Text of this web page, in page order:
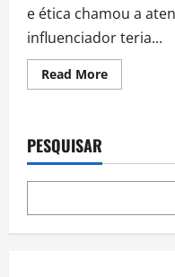
e ética chamou a
influenciador teria...
Read MoreRead
more
quase
1
e
clone
PESQUISAR